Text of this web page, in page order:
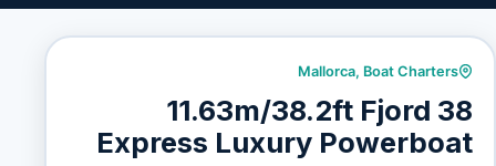
Mallorca, Boat Charters
11.63m/38.2ft Fjord 38
Express Luxury Powerboat